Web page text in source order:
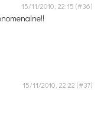
15/11/2010, 22:15
15/11/2010, 22:22